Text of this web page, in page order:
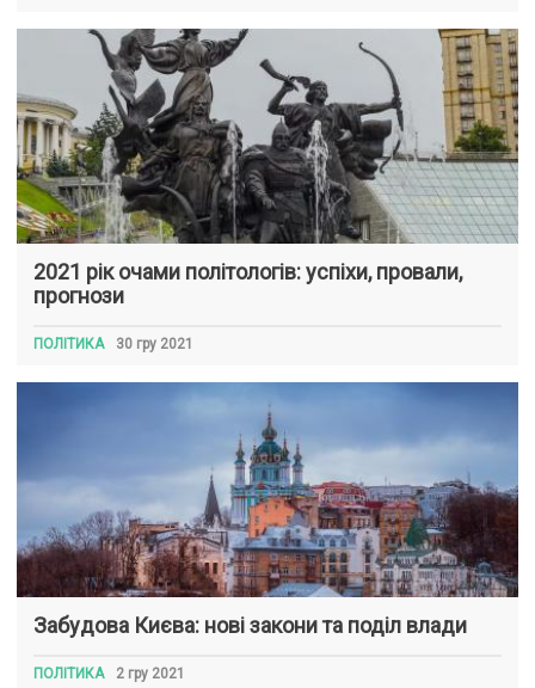
2021 рік очами політологів: успіхи, провали,
прогнози
ПОЛІТИКА 30 гру 2021
Забудова Києва: нові закони та поділ влади
ПОЛІТИКА 2 гру 2021